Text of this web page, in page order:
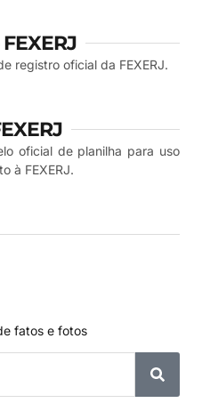
registro oficial da FEXERJ.
oficial de planilha para uso
à FEXERJ.
fatos e fotos